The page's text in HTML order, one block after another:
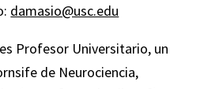
damasio@usc.edu
Profesor Universitario, un
de Neurociencia,